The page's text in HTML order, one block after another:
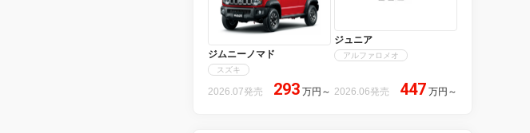
ジムニーノマド
スズキ
2026.07発売 293 万円 ～
ジュニア
アルファロメオ
2026.06発売 447 万円 ～